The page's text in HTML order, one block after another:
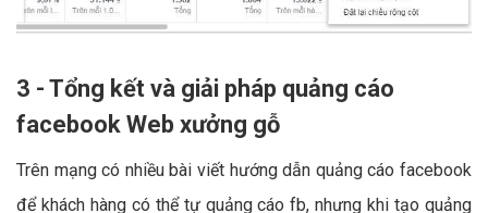
3 - Tổng kết và giải pháp quảng cáo
facebook Web xưởng gỗ
Trên mạng có nhiều bài viết hướng dẫn quảng cáo facebook
để khách hàng có thể tự quảng cáo fb, nhưng khi tạo quảng